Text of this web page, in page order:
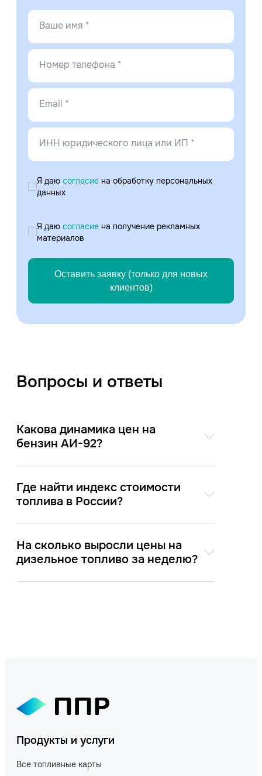
Ваше имя *
Номер телефона *
Email *
ИНН юридического лица или ИП *
Я даю согласие на обработку персональных
данных
Я даю согласие на получение рекламных
материалов
Оставить заявку (только для новых
клиентов)
Вопросы и ответы
Какова динамика цен на
бензин АИ-92?
Где найти индекс стоимости
топлива в России?
На сколько выросли цены на
дизельное топливо за неделю?
Продукты и услуги
Все топливные карты